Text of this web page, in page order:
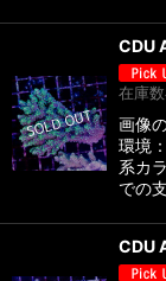
CDU
在庫
画像
環境
系カ
での
CDU